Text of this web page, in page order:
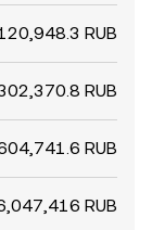
RUB
RUB
RUB
RUB